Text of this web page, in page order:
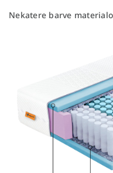
Nekatere barve